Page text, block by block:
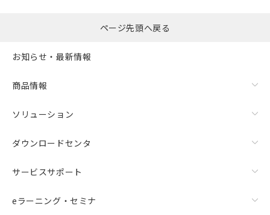
ページ先頭へ戻る
お知らせ・最新情報
商品情報
ソリューション
ダウンロードセンタ
サービスサポート
eラーニング・セミナ